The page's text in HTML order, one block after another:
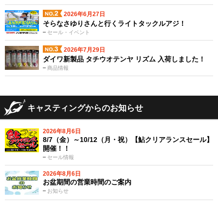
2026年6月27日
セール・イベント
そらなさゆりさんと行くライトタックルアジ！
2026年7月29日
商品情報
ダイワ新製品 タチウオテンヤ リズム 入荷しました！
キャスティングからのお知らせ
2026年8月6日
セール情報
8/7（金）～10/12（月・祝）【鮎クリアランスセール】
開催！！
2026年8月6日
お知らせ
お盆期間の営業時間のご案内